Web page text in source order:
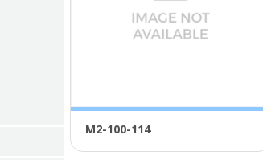
Μ2-100-114